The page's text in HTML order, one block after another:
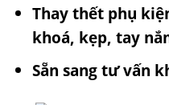
Thay thết phụ
khoá, kẹp, tay
Sẵn sang tư vấn